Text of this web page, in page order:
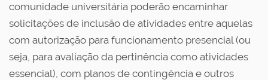
comunidade universitária poderão encaminhar
solicitações de inclusão de atividades entre aquelas
com autorização para funcionamento presencial (ou
seja, para avaliação da pertinência como atividades
essencial), com planos de contingência e outros